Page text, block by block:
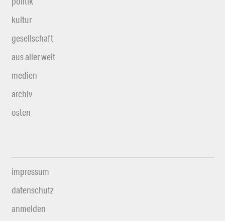
kultur
gesellschaft
aus aller welt
medien
archiv
osten
impressum
datenschutz
anmelden